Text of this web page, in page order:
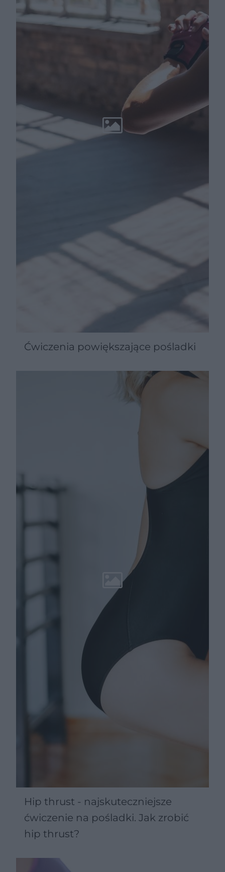
Ćwiczenia powiększające pośladki
Hip thrust - najskuteczniejsze
ćwiczenie na pośladki. Jak zrobić
hip thrust?